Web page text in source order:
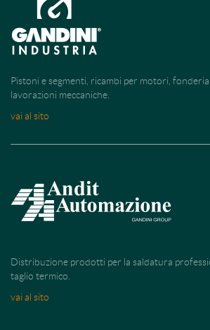
Pistoni e segmenti, ricambi per motori, fonderia
lavorazioni meccaniche.
vai al sito
Distribuzione prodotti per la saldatura
taglio termico.
vai al sito